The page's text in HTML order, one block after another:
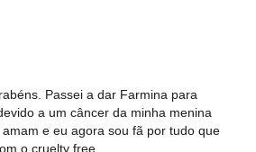
Passei a dar Farmina para
a um câncer da minha menina
amam e eu agora sou fã por tudo que
o cruelty free.